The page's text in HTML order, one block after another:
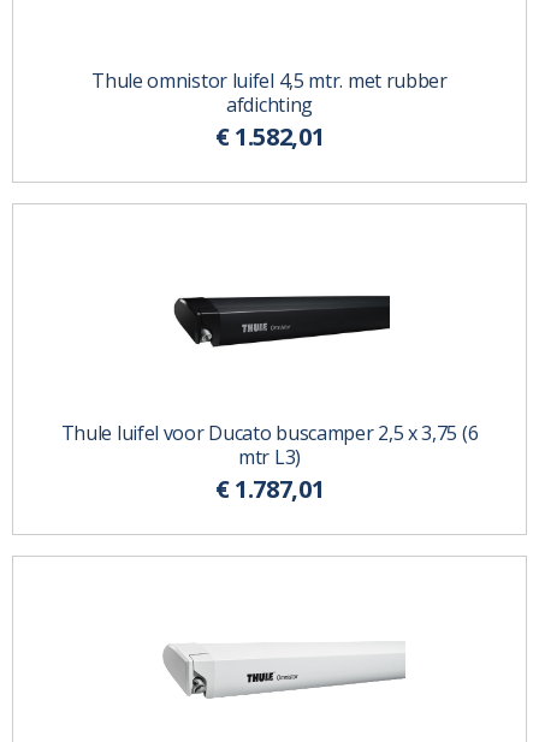
Thule omnistor luifel 4,5 mtr. met rubber
afdichting
€ 1.582,01
Thule luifel voor Ducato buscamper 2,5 x 3,75 (6
mtr L3)
€ 1.787,01